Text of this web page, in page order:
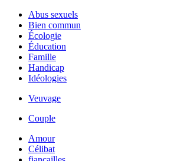
Abus sexuels
Bien commun
Écologie
Éducation
Famille
Handicap
Idéologies
Veuvage
Couple
Amour
Célibat